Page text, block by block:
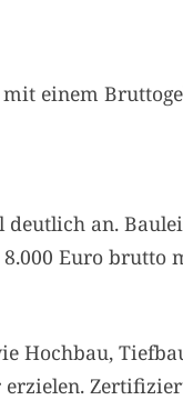
einem
deutlich an.
Euro brutto
Hochbau,